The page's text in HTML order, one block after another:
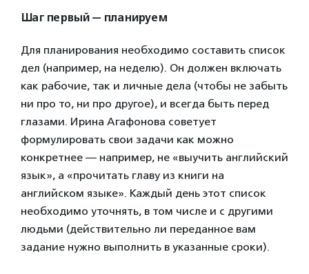
Шаг первый — планируем
Для планирования необходимо составить список
дел (например, на неделю). Он должен включать
как рабочие, так и личные дела (чтобы не забыть
ни про то, ни про другое), и всегда быть перед
глазами. Ирина Агафонова советует
формулировать свои задачи как можно
конкретнее — например, не «выучить английский
язык», а «прочитать главу из книги на
английском языке». Каждый день этот список
необходимо уточнять, в том числе и с другими
людьми (действительно ли переданное вам
задание нужно выполнить в указанные сроки).